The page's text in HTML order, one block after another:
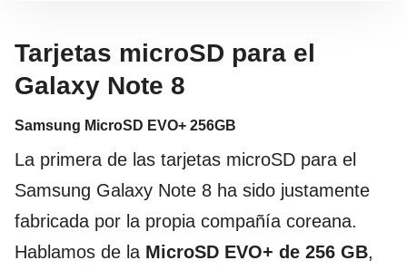
Tarjetas microSD para el
Galaxy Note 8
Samsung MicroSD EVO+ 256GB
La primera de las tarjetas microSD para el
Samsung Galaxy Note 8 ha sido justamente
fabricada por la propia compañía coreana.
Hablamos de la MicroSD EVO+ de 256 GB,